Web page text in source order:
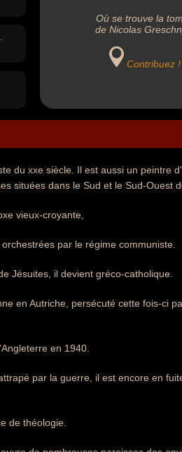
Où se trouve la
de Nicolas
Contribuez !
du xxe siècle. Il est aussi un peintre
situées dans le Sud et le Sud-Ouest
vieux-croyante,
par le régime communiste.
Jésuites, il devient gréco-catholique.
en Autriche, persécuté cette fois-ci
en 1940.
par la guerre, il est encore en
de théologie.